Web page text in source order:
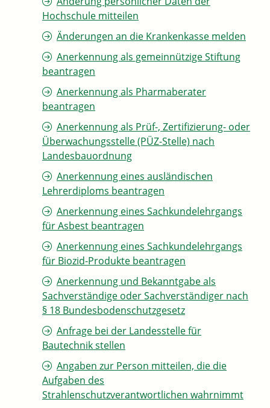
Hochschule mitteilen
Änderungen an die Krankenkasse melden
Anerkennung als gemeinnützige Stiftung
beantragen
Anerkennung als Pharmaberater
beantragen
Anerkennung als Prüf-, Zertifizierung- oder
Überwachungsstelle (PÜZ-Stelle) nach
Landesbauordnung
Anerkennung eines ausländischen
Lehrerdiploms beantragen
Anerkennung eines Sachkundelehrgangs
für Asbest beantragen
Anerkennung eines Sachkundelehrgangs
für Biozid-Produkte beantragen
Anerkennung und Bekanntgabe als
Sachverständige oder Sachverständiger nach
§ 18 Bundesbodenschutzgesetz
Anfrage bei der Landesstelle für
Bautechnik stellen
Angaben zur Person mitteilen, die die
Aufgaben des
Strahlenschutzverantwortlichen wahrnimmt